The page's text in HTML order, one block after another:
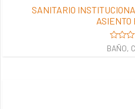
SANITARIO
ASIENTO
en
BAÑO,